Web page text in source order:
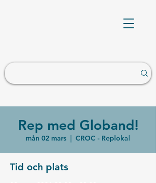
Rep med Globand!
mån 02 mars
  |
CROC - Replokal
Tid och plats